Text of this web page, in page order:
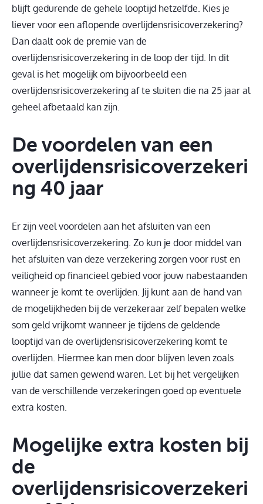
blijft gedurende de gehele looptijd hetzelfde. Kies je
liever voor een aflopende overlijdensrisicoverzekering?
Dan daalt ook de premie van de
overlijdensrisicoverzekering in de loop der tijd. In dit
geval is het mogelijk om bijvoorbeeld een
overlijdensrisicoverzekering af te sluiten die na 25 jaar al
geheel afbetaald kan zijn.
De voordelen van een
overlijdensrisicoverzekeri
ng 40 jaar
Er zijn veel voordelen aan het afsluiten van een
overlijdensrisicoverzekering. Zo kun je door middel van
het afsluiten van deze verzekering zorgen voor rust en
veiligheid op financieel gebied voor jouw nabestaanden
wanneer je komt te overlijden. Jij kunt aan de hand van
de mogelijkheden bij de verzekeraar zelf bepalen welke
som geld vrijkomt wanneer je tijdens de geldende
looptijd van de overlijdensrisicoverzekering komt te
overlijden. Hiermee kan men door blijven leven zoals
jullie dat samen gewend waren. Let bij het vergelijken
van de verschillende verzekeringen goed op eventuele
extra kosten.
Mogelijke extra kosten bij
de
overlijdensrisicoverzekeri